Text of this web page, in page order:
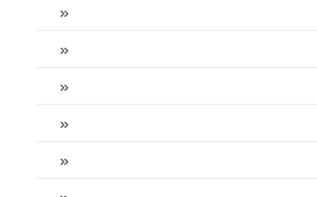
»
»
»
»
»